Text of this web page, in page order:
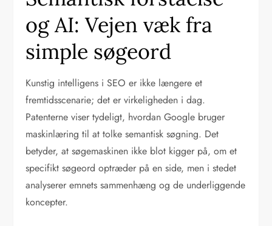
og AI: Vejen væk fra
simple søgeord
Kunstig intelligens i SEO er ikke længere et
fremtidsscenarie; det er virkeligheden i dag.
Patenterne viser tydeligt, hvordan Google bruger
maskinlæring til at tolke semantisk søgning. Det
betyder, at søgemaskinen ikke blot kigger på, om et
specifikt søgeord optræder på en side, men i stedet
analyserer emnets sammenhæng og de underliggende
koncepter.